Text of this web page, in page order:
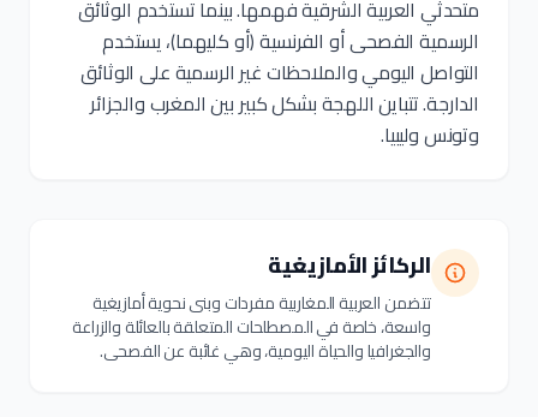
متحدثي العربية الشرقية فهمها. بينما تستخدم الوثائق
الرسمية الفصحى أو الفرنسية (أو كليهما)، يستخدم
التواصل اليومي والملاحظات غير الرسمية على الوثائق
الدارجة. تتباين اللهجة بشكل كبير بين المغرب والجزائر
وتونس وليبيا.
الركائز الأمازيغية
تتضمن العربية المغاربية مفردات وبنى نحوية أمازيغية
واسعة، خاصة في المصطلحات المتعلقة بالعائلة والزراعة
والجغرافيا والحياة اليومية، وهي غائبة عن الفصحى.